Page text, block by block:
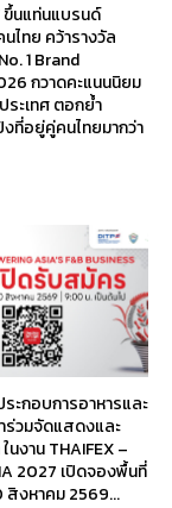
ขึ้นแท่นแบรนด์
ไทย คว้ารางวัล
1 Brand
กวาดคะแนนนิยม
ระเทศ ตอกย้ำ
ที่อยู่คู่คนไทยมากว่า
ะกอบการอาหารและ
ร่วมจัดแสดงและ
นงาน THAIFEX –
2027 เปิดจองพื้นที่
สิงหาคม 2569...